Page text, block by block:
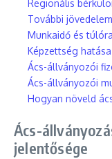
Regionális
További
Munkaidő és
Képzettség
Ács-állványozói
Ács-állványozói
Hogyan növeld
Ács-
jelentősége